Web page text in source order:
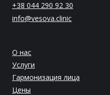
+38 044 290 92 30
info@vesova.clinic
О нас
Услуги
Гармонизация лица
Цены